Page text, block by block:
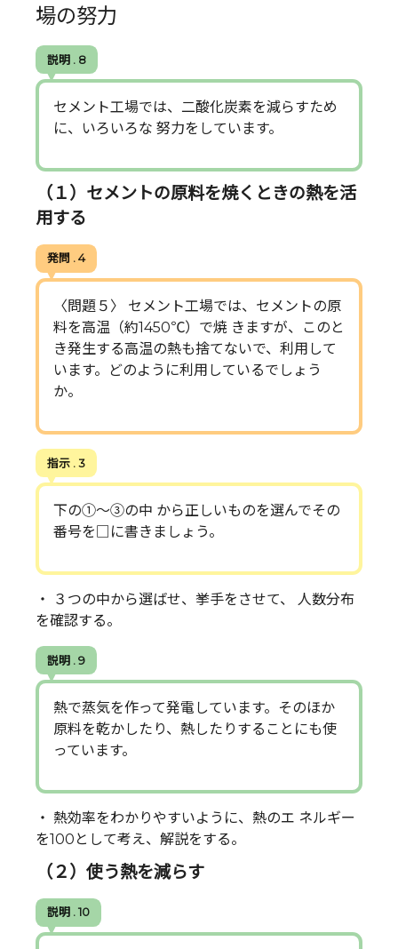
場の努力
説明 . 8
セメント工場では、二酸化炭素を減らすため
に、いろいろな 努力をしています。
（１）セメントの原料を焼くときの熱を活
用する
発問 . 4
〈問題５〉 セメント工場では、セメントの原
料を高温（約1450℃）で焼 きますが、このと
き発生する高温の熱も捨てないで、利用して
います。どのように利用しているでしょう
か。
指示 . 3
下の①～③の中 から正しいものを選んでその
番号を□に書きましょう。
・ ３つの中から選ばせ、挙手をさせて、 人数分布
を確認する。
説明 . 9
熱で蒸気を作って発電しています。そのほか
原料を乾かしたり、熱したりすることにも使
っています。
・ 熱効率をわかりやすいように、熱のエ ネルギー
を100として考え、解説をする。
（２）使う熱を減らす
説明 . 10